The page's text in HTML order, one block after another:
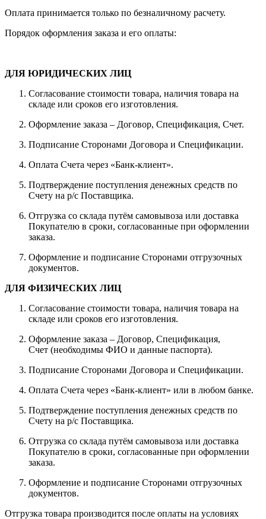
Оплата принимается только по безналичному расчету.
Порядок оформления заказа и его оплаты:
ДЛЯ ЮРИДИЧЕСКИХ ЛИЦ
Согласование стоимости товара, наличия товара на
складе или сроков его изготовления.
Оформление заказа – Договор, Спецификация, Счет.
Подписание Сторонами Договора и Спецификации.
Оплата Счета через «Банк-клиент».
Подтверждение поступления денежных средств по
Счету на р/с Поставщика.
Отгрузка со склада путём самовывоза или доставка
Покупателю в сроки, согласованные при оформлении
заказа.
Оформление и подписание Сторонами отгрузочных
документов.
ДЛЯ ФИЗИЧЕСКИХ ЛИЦ
Согласование стоимости товара, наличия товара на
складе или сроков его изготовления.
Оформление заказа – Договор, Спецификация,
Счет (необходимы ФИО и данные паспорта).
Подписание Сторонами Договора и Спецификации.
Оплата Счета через «Банк-клиент» или в любом банке.
Подтверждение поступления денежных средств по
Счету на р/с Поставщика.
Отгрузка со склада путём самовывоза или доставка
Покупателю в сроки, согласованные при оформлении
заказа.
Оформление и подписание Сторонами отгрузочных
документов.
Отгрузка товара производится после оплаты на условиях